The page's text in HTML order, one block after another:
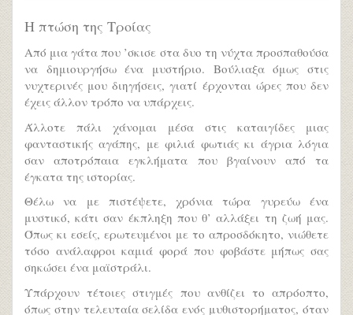
Η πτώση της Τροίας
Από μια γάτα που ’σκισε στα δυο τη νύχτα προσπαθούσα
να δημιουργήσω ένα μυστήριο. Βούλιαξα όμως στις
νυχτερινές μου διηγήσεις, γιατί έρχονται ώρες που δεν
έχεις άλλον τρόπο να υπάρχεις.
Άλλοτε πάλι χάνομαι μέσα στις καταιγίδες μιας
φανταστικής αγάπης, με φιλιά φωτιάς κι άγρια λόγια
σαν αποτρόπαια εγκλήματα που βγαίνουν από τα
έγκατα της ιστορίας.
Θέλω να με πιστέψετε, χρόνια τώρα γυρεύω ένα
μυστικό, κάτι σαν έκπληξη που θ’ αλλάξει τη ζωή μας.
Όπως κι εσείς, ερωτευμένοι με το απροσδόκητο, νιώθετε
τόσο ανάλαφροι καμιά φορά που φοβάστε μήπως σας
σηκώσει ένα μαϊστράλι.
Υπάρχουν τέτοιες στιγμές που ανθίζει το απρόοπτο,
όπως στην τελευταία σελίδα ενός μυθιστορήματος, όταν